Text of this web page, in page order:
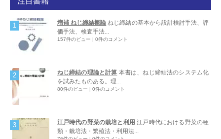
増補 ねじ締結概論 ねじ締結の基本から設計検討手法、評
価手法、検査手法...
157件のビュー | 0件のコメント
ねじ締結の理論と計算 本書は、ねじ締結法のシステム化
を試みたものある。理...
80件のビュー | 0件のコメント
江戸時代の野菜の栽培と利用 江戸時代における野菜の種
類・栽培法・繁殖法・利用法...